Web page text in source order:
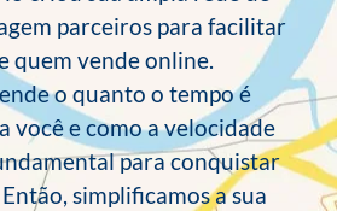
parceiros para facilitar
quem vende online.
o quanto o tempo é
você e como a velocidade
para conquistar
simplificamos a sua